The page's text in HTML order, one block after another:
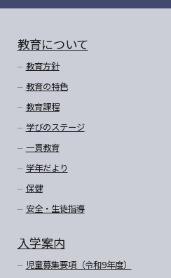
教育について
教育方針
教育の特色
教育課程
学びのステージ
一貫教育
学年だより
保健
安全・生徒指導
入学案内
児童募集要項（令和9年度）